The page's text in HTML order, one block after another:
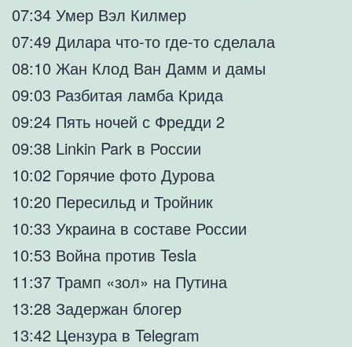
07:34 Умер Вэл Килмер
07:49 Дилара что-то где-то сделала
08:10 Жан Клод Ван Дамм и дамы
09:03 Разбитая ламба Крида
09:24 Пять ночей с Фредди 2
09:38 Linkin Park в России
10:02 Горячие фото Дурова
10:20 Пересильд и Тройник
10:33 Украина в составе России
10:53 Война против Tesla
11:37 Трамп «зол» на Путина
13:28 Задержан блогер
13:42 Цензура в Telegram